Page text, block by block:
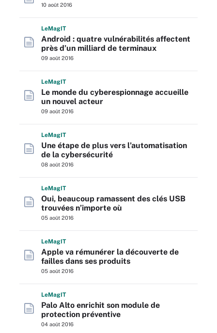
10 août 2016
LeMagIT
Android : quatre vulnérabilités affectent
près d’un milliard de terminaux
09 août 2016
LeMagIT
Le monde du cyberespionnage accueille
un nouvel acteur
09 août 2016
LeMagIT
Une étape de plus vers l’automatisation
de la cybersécurité
08 août 2016
LeMagIT
Oui, beaucoup ramassent des clés USB
trouvées n’importe où
05 août 2016
LeMagIT
Apple va rémunérer la découverte de
failles dans ses produits
05 août 2016
LeMagIT
Palo Alto enrichit son module de
protection préventive
04 août 2016